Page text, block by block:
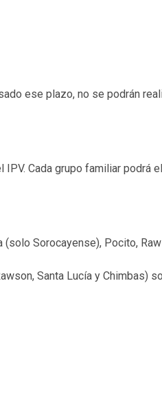
ese plazo, no se podrán
Cada grupo familiar podrá
Sorocayense), Pocito,
Santa Lucía y Chimbas)